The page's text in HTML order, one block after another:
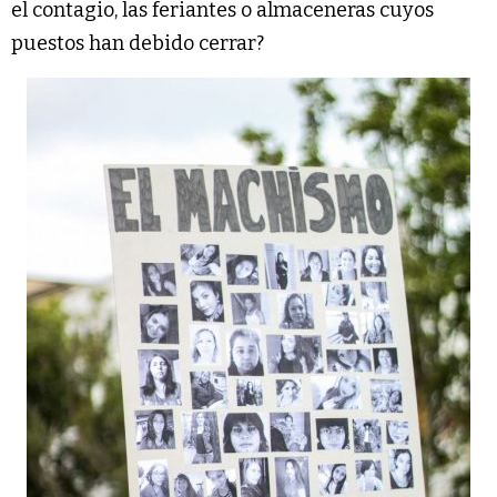
el contagio, las feriantes o almaceneras cuyos
puestos han debido cerrar?